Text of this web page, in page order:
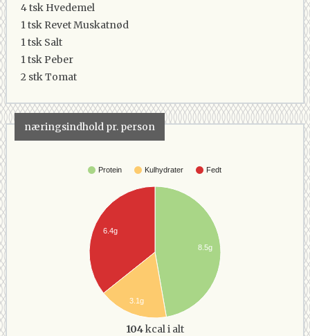
4 tsk Hvedemel
1 tsk Revet Muskatnød
1 tsk Salt
1 tskPeber
2 stkTomat
næringsindhold pr. person
Protein Kulhydrater Fedt
8.5g
6.4g
3.1g
104kcal i alt